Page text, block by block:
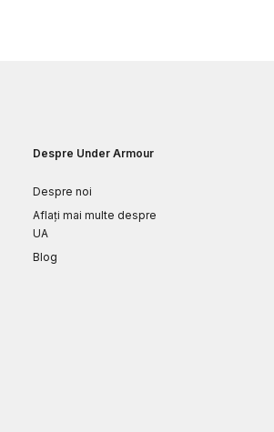
Despre Under Armour
Despre noi
Aflați mai multe despre
UA
Blog